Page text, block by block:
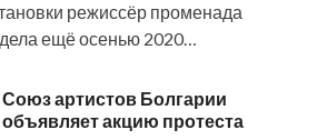
режиссёр променада
ещё осенью 2020…
Союз артистов Болгарии
объявляет акцию протеста